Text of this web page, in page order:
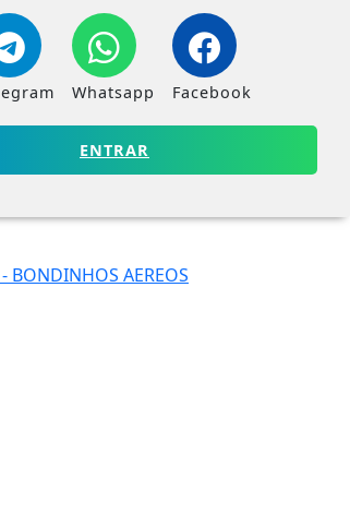
Whatsapp Facebook
ENTRAR